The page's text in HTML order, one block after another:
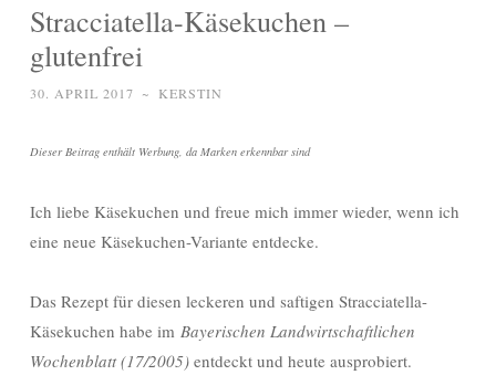
Stracciatella-Käsekuchen –
glutenfrei
30. APRIL 2017 ~ KERSTIN
Dieser Beitrag enthält Werbung, da Marken erkennbar sind
Ich liebe Käsekuchen und freue mich immer wieder, wenn ich
eine neue Käsekuchen-Variante entdecke.
Das Rezept für diesen leckeren und saftigen Stracciatella-
Käsekuchen habe im Bayerischen Landwirtschaftlichen
Wochenblatt (17/2005) entdeckt und heute ausprobiert.